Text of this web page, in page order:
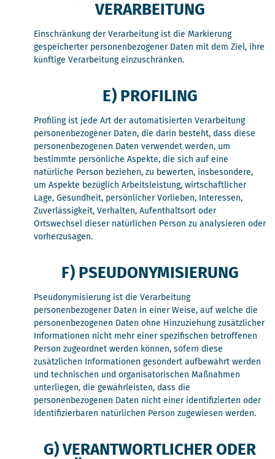
VERARBEITUNG
Einschränkung der Verarbeitung ist die Markierung
gespeicherter personenbezogener Daten mit dem Ziel, ihre
künftige Verarbeitung einzuschränken.
E) PROFILING
Profiling ist jede Art der automatisierten Verarbeitung
personenbezogener Daten, die darin besteht, dass diese
personenbezogenen Daten verwendet werden, um
bestimmte persönliche Aspekte, die sich auf eine
natürliche Person beziehen, zu bewerten, insbesondere,
um Aspekte bezüglich Arbeitsleistung, wirtschaftlicher
Lage, Gesundheit, persönlicher Vorlieben, Interessen,
Zuverlässigkeit, Verhalten, Aufenthaltsort oder
Ortswechsel dieser natürlichen Person zu analysieren oder
vorherzusagen.
F) PSEUDONYMISIERUNG
Pseudonymisierung ist die Verarbeitung
personenbezogener Daten in einer Weise, auf welche die
personenbezogenen Daten ohne Hinzuziehung zusätzlicher
Informationen nicht mehr einer spezifischen betroffenen
Person zugeordnet werden können, sofern diese
zusätzlichen Informationen gesondert aufbewahrt werden
und technischen und organisatorischen Maßnahmen
unterliegen, die gewährleisten, dass die
personenbezogenen Daten nicht einer identifizierten oder
identifizierbaren natürlichen Person zugewiesen werden.
G) VERANTWORTLICHER ODER